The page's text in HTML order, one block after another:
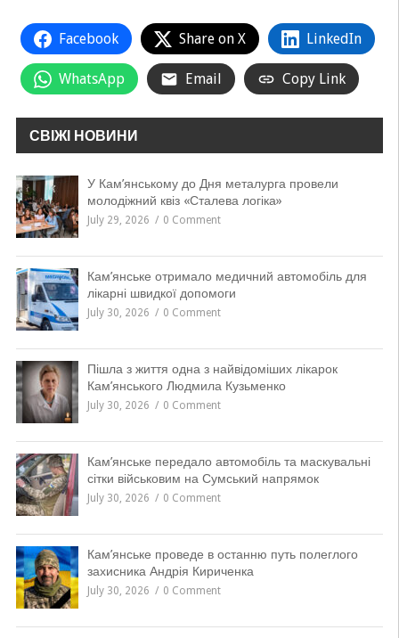
Facebook Share on X LinkedIn
WhatsApp Email Copy Link
СВІЖІ НОВИНИ
У Кам’янському до Дня металурга провели
молодіжний квіз «Сталева логіка»
July 29, 2026 0 Comment
Кам’янське отримало медичний автомобіль для
лікарні швидкої допомоги
July 30, 2026 0 Comment
Пішла з життя одна з найвідоміших лікарок
Кам’янського Людмила Кузьменко
July 30, 2026 0 Comment
Кам’янське передало автомобіль та маскувальні
сітки військовим на Сумський напрямок
July 30, 2026 0 Comment
Кам’янське проведе в останню путь полеглого
захисника Андрія Кириченка
July 30, 2026 0 Comment